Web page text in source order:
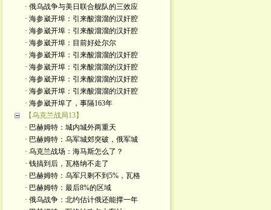
· 俄乌战争与美日联合舰队的三效应
· 海参崴开埠：引来酸溜溜的汉奸腔
· 海参崴开埠：引来酸溜溜的汉奸腔
· 海参崴开埠：目前好处尔尔
· 海参崴开埠：引来酸溜溜的汉奸腔
· 海参崴开埠：引来酸溜溜的汉奸腔
· 海参崴开埠：引来酸溜溜的汉奸腔
· 海参崴开埠：引来酸溜溜的汉奸腔
· 海参崴开埠了，事隔163年
【乌克兰战局13】
· 巴赫姆特：城内城外两重天
· 巴赫姆特：乌军城郊突破，俄军城
· 乌克兰战场：海马斯怎么了？
· 钱搞到后，瓦格纳不走了
· 巴赫姆特：乌军只剩不到5%，瓦格
· 巴赫姆特：最后8%的区域
· 俄乌战争：北约估计俄还能撑一年